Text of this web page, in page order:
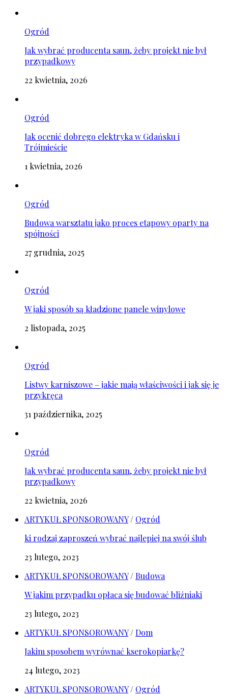
Ogród
Jak wybrać producenta saun, żeby projekt nie był
przypadkowy
22 kwietnia, 2026
Ogród
Jak ocenić dobrego elektryka w Gdańsku i
Trójmieście
1 kwietnia, 2026
Ogród
Budowa warsztatu jako proces etapowy oparty na
spójności
27 grudnia, 2025
Ogród
W jaki sposób są kładzione panele winylowe
2 listopada, 2025
Ogród
Listwy karniszowe – jakie mają właściwości i jak się je
przykręca
31 października, 2025
Ogród
Jak wybrać producenta saun, żeby projekt nie był
przypadkowy
22 kwietnia, 2026
ARTYKUŁ SPONSOROWANY/ Ogród
ki rodzaj zaproszeń wybrać najlepiej na swój ślub
23 lutego, 2023
ARTYKUŁ SPONSOROWANY/Budowa
W jakim przypadku opłaca się budować bliźniaki
23 lutego, 2023
ARTYKUŁ SPONSOROWANY/Dom
Jakim sposobem wyrównać kserokopiarkę?
24 lutego, 2023
ARTYKUŁ SPONSOROWANY/ Ogród